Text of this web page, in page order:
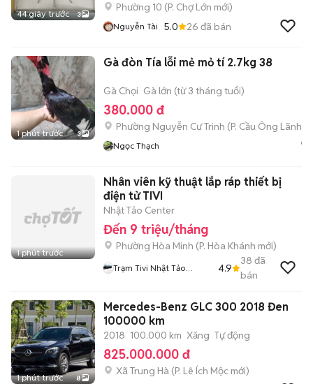
44 giây trước 3
Phường 10 (P. Chợ Lớn mới)
Nguyễn Tài 5.0 26 đã bán
1 phút trước 3
Gà đòn Tía lỗi mẻ mỏ tí 2.7kg 38
Gà Chọi Gà lớn (từ 3 tháng tuổi)
380.000 đ
Phường Nguyễn Cư Trinh (P. Cầu Ông Lãnh
Ngọc Thạch
1 phút trước
Nhân viên kỹ thuật lắp ráp thiết bị
điện tử TIVI
Nhật Tảo Center
Đến 9 triệu/tháng
Phường Hòa Minh (P. Hòa Khánh mới)
Trạm Tivi Nhật Tảo
4.9
38 đã
bán
1 phút trước 8
Mercedes-Benz GLC 300 2018 Đen
100000 km
2018 100.000 km Xăng Tự động
825.000.000 đ
Xã Trung Hà (P. Lê Ích Mộc mới)